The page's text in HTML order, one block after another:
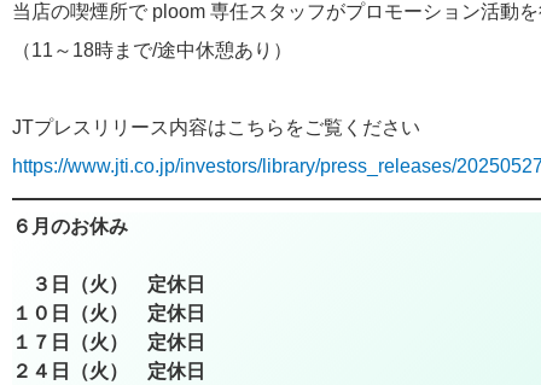
当店の喫煙所で ploom 専任スタッフがプロモーション活動
（11～18時まで/途中休憩あり）
JTプレスリリース内容はこちらをご覧ください
https://www.jti.co.jp/investors/library/press_releases/
６月のお休み
３日（火） 定休日
１０日（火） 定休日
１７日（火） 定休日
２４日（火） 定休日